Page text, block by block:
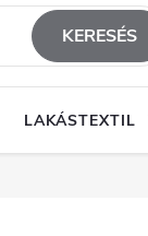
KERESÉS
LAKÁSTEXTIL